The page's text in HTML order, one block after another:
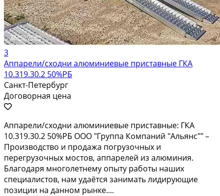
3
Аппарели/сходни алюминиевые приставные ГКА
10.319.30.2 50%РБ
Санкт-Петербург
Договорная цена
Аппарели/сходни алюминиевые приставные: ГКА
10.319.30.2 50%РБ ООО "Группа Компаний "Альянс"" –
Производство и продажа погрузочных и
перегрузочных мостов, аппарелей из алюминия.
Благодаря многолетнему опыту работы наших
специалистов, нам удаётся занимать лидирующие
позиции на данном рынке....